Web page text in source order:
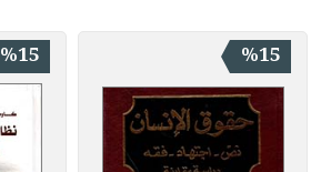
%15
%15